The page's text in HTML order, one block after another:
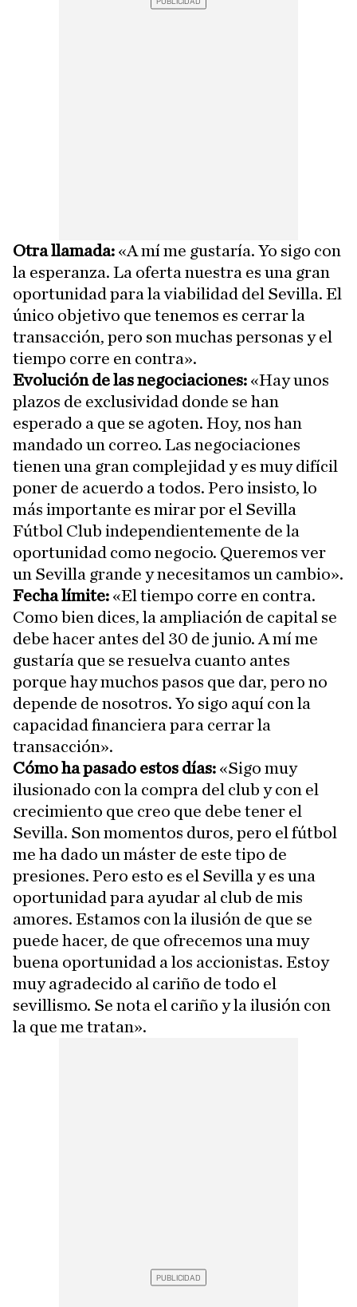
Otra llamada: «A mí me gustaría. Yo sigo con
la esperanza. La oferta nuestra es una gran
oportunidad para la viabilidad del Sevilla. El
único objetivo que tenemos es cerrar la
transacción, pero son muchas personas y el
tiempo corre en contra».
Evolución de las negociaciones: «Hay unos
plazos de exclusividad donde se han
esperado a que se agoten. Hoy, nos han
mandado un correo. Las negociaciones
tienen una gran complejidad y es muy difícil
poner de acuerdo a todos. Pero insisto, lo
más importante es mirar por el Sevilla
Fútbol Club independientemente de la
oportunidad como negocio. Queremos ver
un Sevilla grande y necesitamos un cambio».
Fecha límite: «El tiempo corre en contra.
Como bien dices, la ampliación de capital se
debe hacer antes del 30 de junio. A mí me
gustaría que se resuelva cuanto antes
porque hay muchos pasos que dar, pero no
depende de nosotros. Yo sigo aquí con la
capacidad financiera para cerrar la
transacción».
Cómo ha pasado estos días: «Sigo muy
ilusionado con la compra del club y con el
crecimiento que creo que debe tener el
Sevilla. Son momentos duros, pero el fútbol
me ha dado un máster de este tipo de
presiones. Pero esto es el Sevilla y es una
oportunidad para ayudar al club de mis
amores. Estamos con la ilusión de que se
puede hacer, de que ofrecemos una muy
buena oportunidad a los accionistas. Estoy
muy agradecido al cariño de todo el
sevillismo. Se nota el cariño y la ilusión con
la que me tratan».